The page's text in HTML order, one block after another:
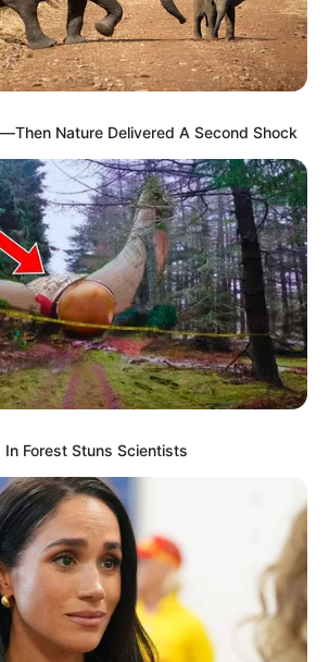
Nature Delivered A Second Shock
In Forest Stuns Scientists